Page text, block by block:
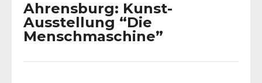
Ahrensburg: Kunst-
Ausstellung “Die
Menschmaschine”